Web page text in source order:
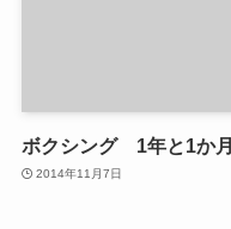
ボクシング 1年と1か月
2014年11月7日